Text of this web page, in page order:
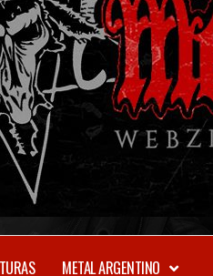
METAL ARGENTINO